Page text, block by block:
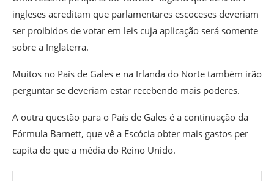
ingleses acreditam que parlamentares escoceses deveriam
ser proibidos de votar em leis cuja aplicação será somente
sobre a Inglaterra.
Muitos no País de Gales e na Irlanda do Norte também irão
perguntar se deveriam estar recebendo mais poderes.
A outra questão para o País de Gales é a continuação da
Fórmula Barnett, que vê a Escócia obter mais gastos per
capita do que a média do Reino Unido.